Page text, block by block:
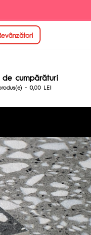
de cumpărături
- 0,00 LEI